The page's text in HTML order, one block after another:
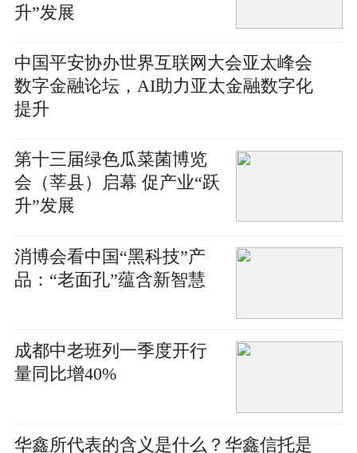
升”发展
中国平安协办世界互联网大会亚太峰会
数字金融论坛，AI助力亚太金融数字化
提升
第十三届绿色瓜菜菌博览
会（莘县）启幕 促产业“跃
升”发展
消博会看中国“黑科技”产
品：“老面孔”蕴含新智慧
成都中老班列一季度开行
量同比增40%
华鑫所代表的含义是什么？华鑫信托是